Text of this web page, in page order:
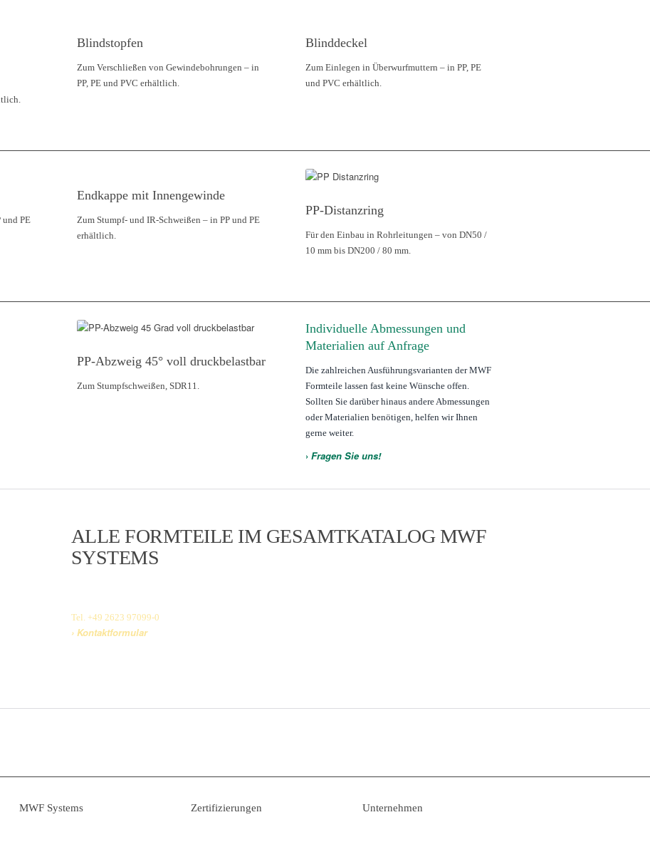
Blindstopfen
Zum Verschließen von Gewindebohrungen – in
PP, PE und PVC erhältlich.
Blinddeckel
Zum Einlegen in Überwurfmuttern – in PP, PE
und PVC erhältlich.
und PE
Endkappe mit Innengewinde
Zum Stumpf- und IR-Schweißen – in PP und PE
erhältlich.
PP-Distanzring
Für den Einbau in Rohrleitungen – von DN50 /
10 mm bis DN200 / 80 mm.
PP-Abzweig 45° voll druckbelastbar
Zum Stumpfschweißen, SDR11.
Individuelle Abmessungen und
Materialien auf Anfrage
Die zahlreichen Ausführungsvarianten der MWF
Formteile lassen fast keine Wünsche offen.
Sollten Sie darüber hinaus andere Abmessungen
oder Materialien benötigen, helfen wir Ihnen
gerne weiter.
›Fragen Sie uns!
ALLE FORMTEILE IM GESAMTKATALOG MWF
SYSTEMS
Tel. +49 2623 97099-0
› Kontaktformular
MWF Systems Zertifizierungen Unternehmen